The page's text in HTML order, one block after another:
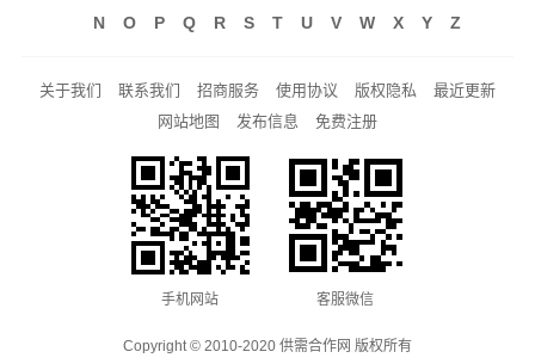
N
O P Q R S T U V W X Y Z
关于我们 联系我们 招商服务 使用协议 版权隐私
最近更新
网站地图
发布信息 免费注册
手机网站 客服微信
Copyright © 2010-2020 供需合作网 版权所有